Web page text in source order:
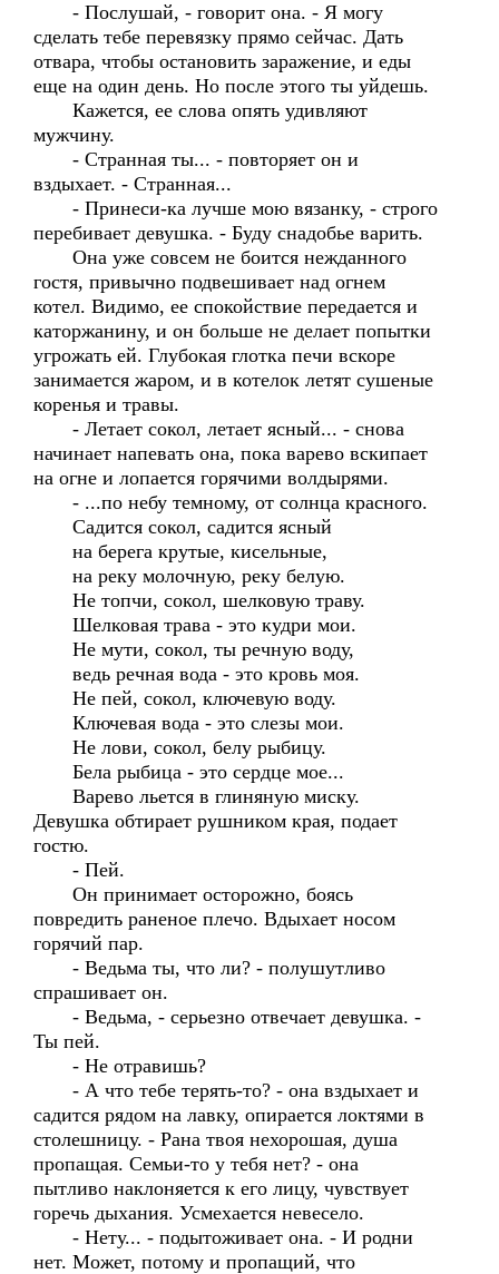
- Послушай, - говорит она. - Я могу
сделать тебе перевязку прямо сейчас. Дать
отвара, чтобы остановить заражение, и еды
еще на один день. Но после этого ты уйдешь.
Кажется, ее слова опять удивляют
мужчину.
- Странная ты... - повторяет он и
вздыхает. - Странная...
- Принеси-ка лучше мою вязанку, - строго
перебивает девушка. - Буду снадобье варить.
Она уже совсем не боится нежданного
гостя, привычно подвешивает над огнем
котел. Видимо, ее спокойствие передается и
каторжанину, и он больше не делает попытки
угрожать ей. Глубокая глотка печи вскоре
занимается жаром, и в котелок летят сушеные
коренья и травы.
- Летает сокол, летает ясный... - снова
начинает напевать она, пока варево вскипает
на огне и лопается горячими волдырями.
- ...по небу темному, от солнца красного.
Садится сокол, садится ясный
на берега крутые, кисельные,
на реку молочную, реку белую.
Не топчи, сокол, шелковую траву.
Шелковая трава - это кудри мои.
Не мути, сокол, ты речную воду,
ведь речная вода - это кровь моя.
Не пей, сокол, ключевую воду.
Ключевая вода - это слезы мои.
Не лови, сокол, белу рыбицу.
Бела рыбица - это сердце мое...
Варево льется в глиняную миску.
Девушка обтирает рушником края, подает
гостю.
- Пей.
Он принимает осторожно, боясь
повредить раненое плечо. Вдыхает носом
горячий пар.
- Ведьма ты, что ли? - полушутливо
спрашивает он.
- Ведьма, - серьезно отвечает девушка. -
Ты пей.
- Не отравишь?
- А что тебе терять-то? - она вздыхает и
садится рядом на лавку, опирается локтями в
столешницу. - Рана твоя нехорошая, душа
пропащая. Семьи-то у тебя нет? - она
пытливо наклоняется к его лицу, чувствует
горечь дыхания. Усмехается невесело.
- Нету... - подытоживает она. - И родни
нет. Может, потому и пропащий, что